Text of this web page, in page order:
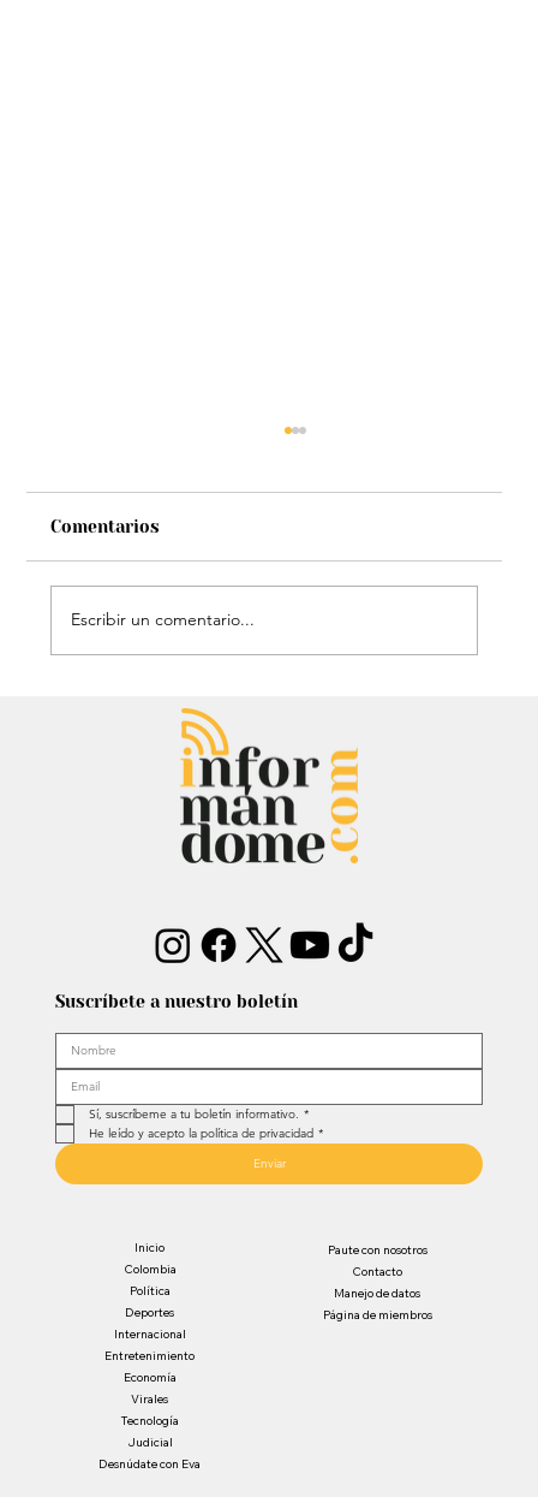
David Murcia denuncia a Abelardo de
la Espriella por presuntas faltas
cuando fue su abogado
Comentarios
Escribir un comentario...
Suscríbete a nuestro boletín
Sí, suscríbeme a tu boletín informativo. *
He leído y acepto la política de privacidad *
Enviar
Inicio
Colombia
Política
Deportes
Internacional
Entretenimiento
Economía
Virales
Tecnología
Judicial
Desnúdate con Eva
Paute con nosotros
Contacto
Manejo de datos
Página de miembros